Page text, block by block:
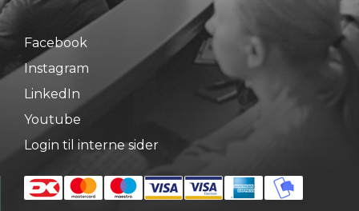
Facebook
Instagram
LinkedIn
Youtube
Login til interne sider